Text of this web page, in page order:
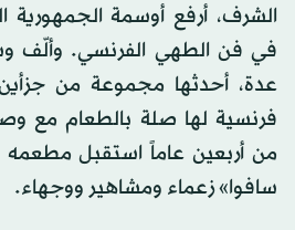
الشرف، أرفع أوسمة الجمهورية
في فن الطهي الفرنسي. وألّف
عدة، أحدثها مجموعة من
فرنسية لها صلة بالطعام مع
من أربعين عاماً استقبل مطعمه
سافوا» زعماء ومشاهير ووجهاء.